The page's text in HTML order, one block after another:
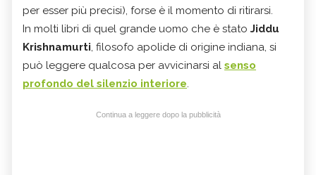
per esser più precisi), forse è il momento di ritirarsi.
In molti libri di quel grande uomo che è stato Jiddu
Krishnamurti, filosofo apolide di origine indiana, si
può leggere qualcosa per avvicinarsi al senso
profondo del silenzio interiore.
Continua a leggere dopo la pubblicità